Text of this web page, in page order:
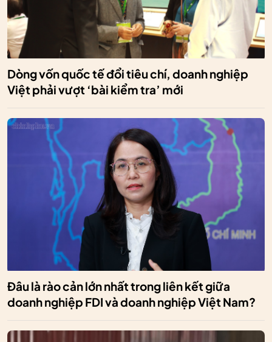
Dòng vốn quốc tế đổi tiêu chí, doanh nghiệp
Việt phải vượt ‘bài kiểm tra’ mới
Đâu là rào cản lớn nhất trong liên kết giữa
doanh nghiệp FDI và doanh nghiệp Việt Nam?